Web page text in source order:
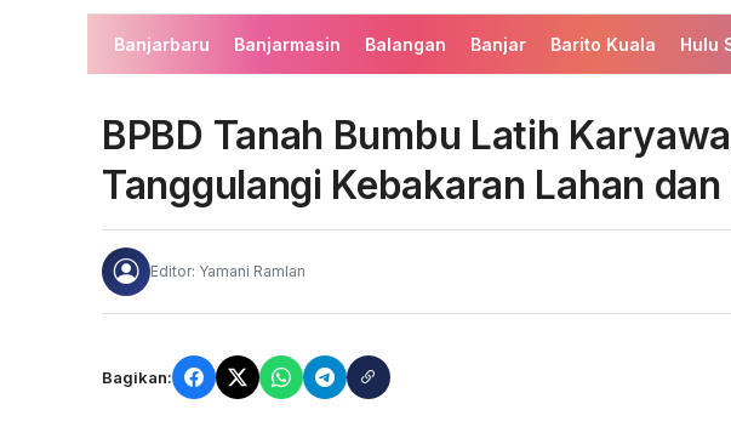
Banjarbaru Banjarmasin Balangan Banjar Barito Kuala Hulu
BPBD Tanah Bumbu Latih
Tanggulangi Kebakaran Lahan
Editor: Yamani Ramlan
Bagikan: